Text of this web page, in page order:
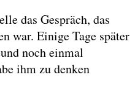
das Gespräch, das
war. Einige Tage später
noch einmal
ihm zu denken